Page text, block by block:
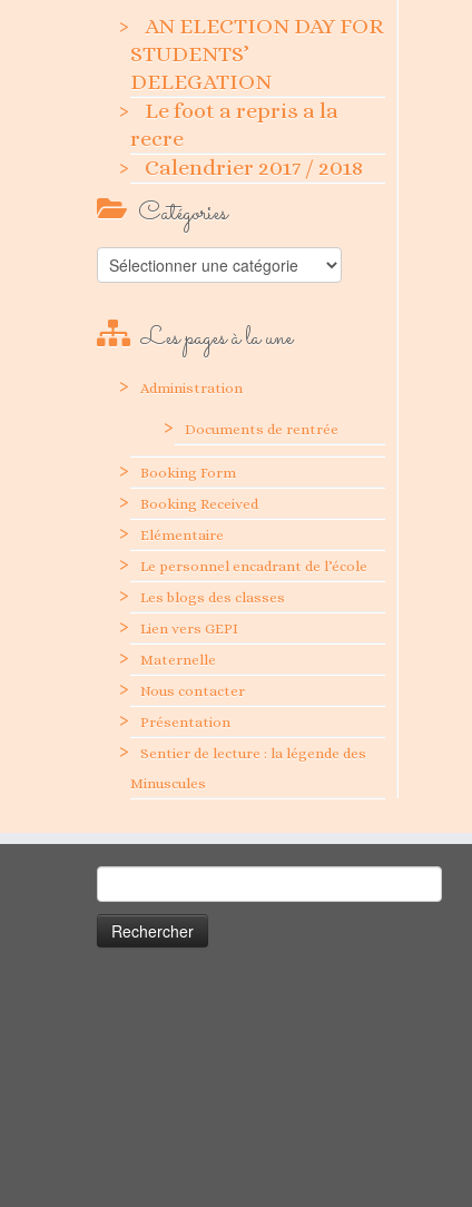
AN ELECTION DAY FOR
STUDENTS’
DELEGATION
Le foot a repris a la
recre
Calendrier 2017 / 2018
Catégories
Catégories
Les pages à la une
Administration
Documents de rentrée
Booking Form
Booking Received
Elémentaire
Le personnel encadrant de l’école
Les blogs des classes
Lien vers GEPI
Maternelle
Nous contacter
Présentation
Sentier de lecture : la légende des
Minuscules